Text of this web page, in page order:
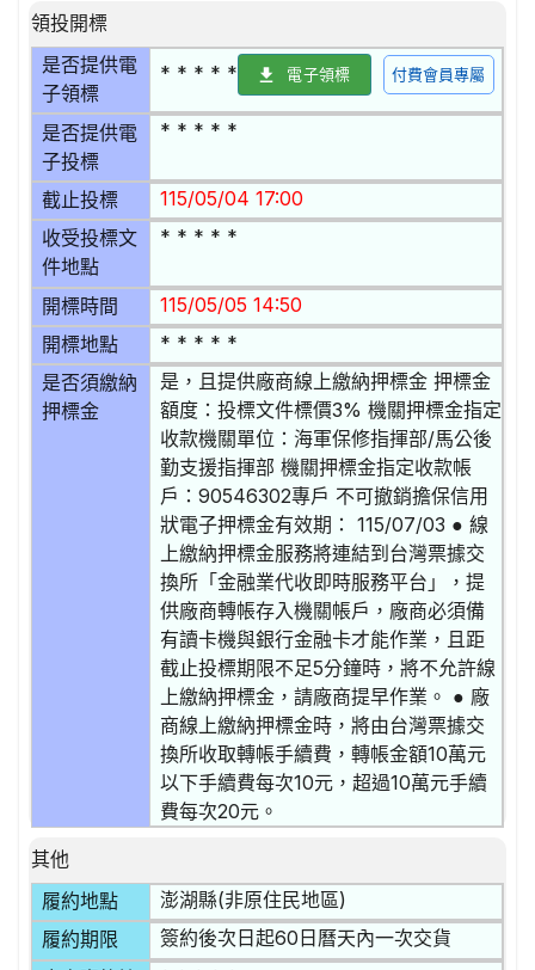
領投開標
是否提供電
子領標
* * * * * 電子領標 付費會員專屬
是否提供電
子投標
* * * * *
截止投標 115/05/04 17:00
收受投標文
件地點
* * * * *
開標時間 115/05/05 14:50
開標地點 * * * * *
是否須繳納
押標金
是，且提供廠商線上繳納押標金 押標金
額度：投標文件標價3% 機關押標金指定
收款機關單位：海軍保修指揮部/馬公後
勤支援指揮部 機關押標金指定收款帳
戶：90546302專戶 不可撤銷擔保信用
狀電子押標金有效期： 115/07/03 ● 線
上繳納押標金服務將連結到台灣票據交
換所「金融業代收即時服務平台」，提
供廠商轉帳存入機關帳戶，廠商必須備
有讀卡機與銀行金融卡才能作業，且距
截止投標期限不足5分鐘時，將不允許線
上繳納押標金，請廠商提早作業。 ● 廠
商線上繳納押標金時，將由台灣票據交
換所收取轉帳手續費，轉帳金額10萬元
以下手續費每次10元，超過10萬元手續
費每次20元。
其他
履約地點
澎湖縣(非原住民地區)
履約期限 簽約後次日起60日曆天內一次交貨